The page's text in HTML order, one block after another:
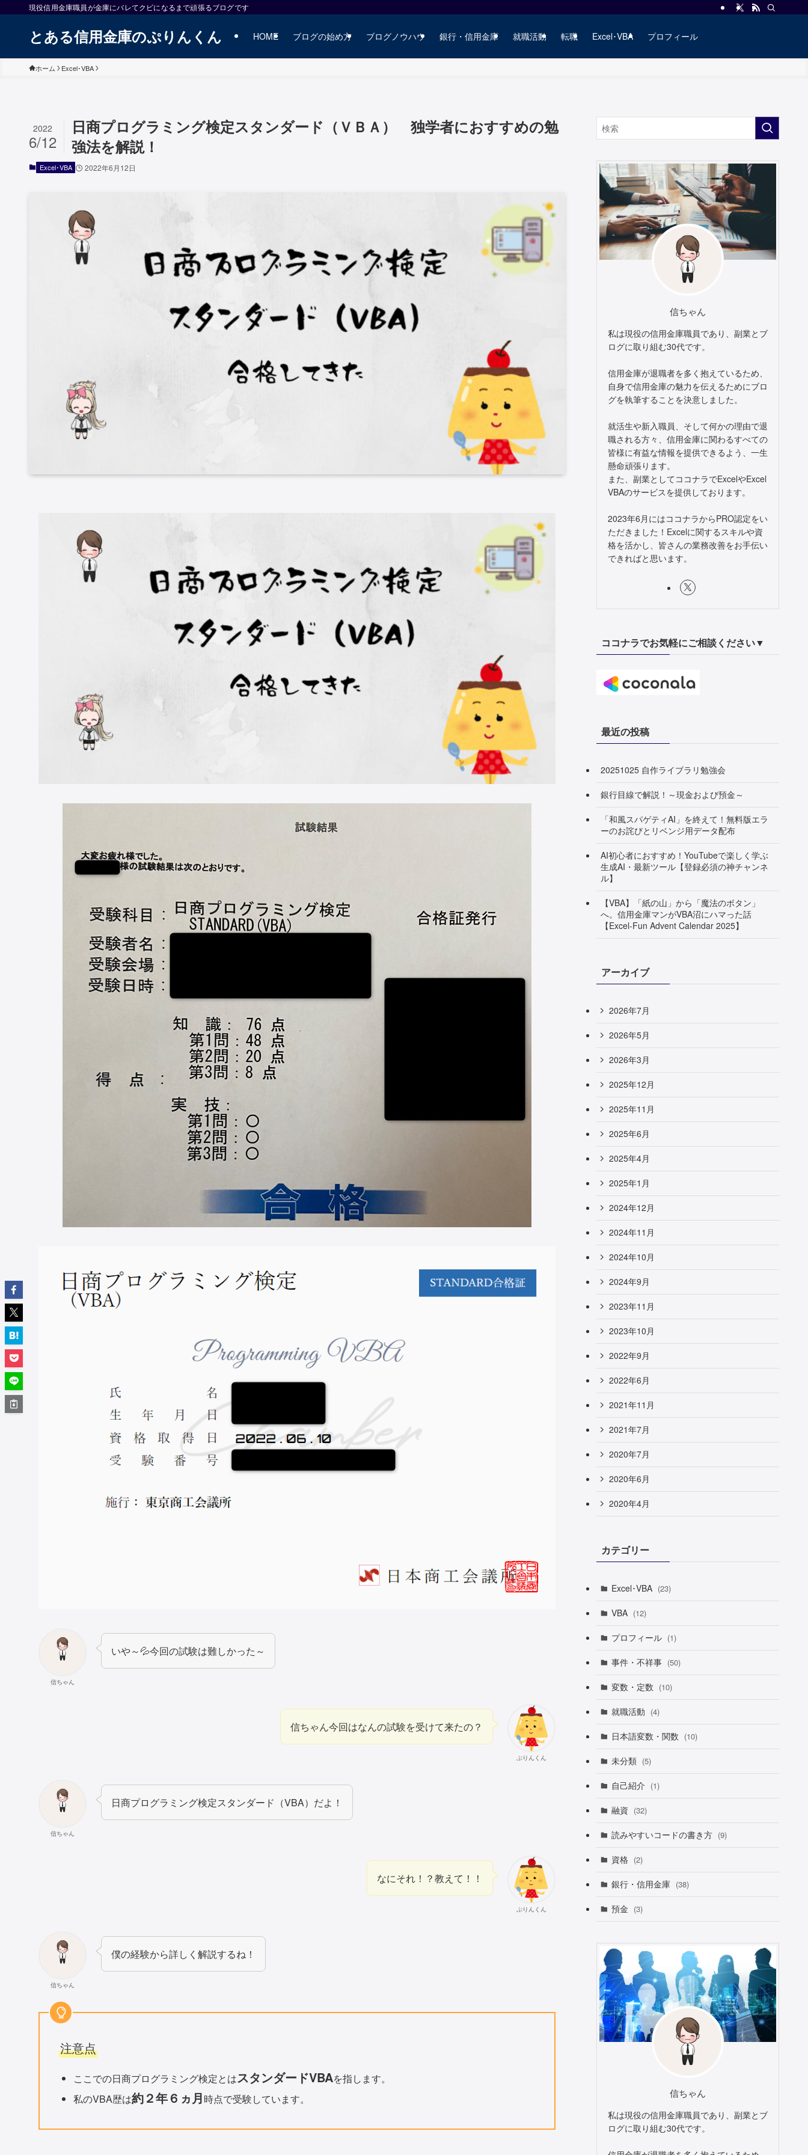
現役信用金庫職員が金庫にバレてクビになるまで頑張るブログです
とある信用金庫のぷりんくん HOME ブログの始め方 ブログノウハウ 銀行・信用金庫 就職活動 転職 Excel･VBA プロフィール
ホーム Excel･VBA
日商プログラミング検定スタンダード（ＶＢＡ） 独学者におすすめの勉
強法を解説！
2022
6/12
Excel･VBA 2022年6月12日
信ちゃん
いや～💦今回の試験は難しかった～
ぷりんくん
信ちゃん今回はなんの試験を受けて来たの？
信ちゃん
日商プログラミング検定スタンダード（VBA）だよ！
ぷりんくん
なにそれ！？教えて！！
信ちゃん
僕の経験から詳しく解説するね！
注意点
ここでの日商プログラミング検定とはスタンダードVBAを指します。
私のVBA歴は約２年６ヵ月時点で受験しています。
信ちゃん
私は現役の信用金庫職員であり、副業とブ
ログに取り組む30代です。
信用金庫が退職者を多く抱えているため、
自身で信用金庫の魅力を伝えるためにブロ
グを執筆することを決意しました。
就活生や新入職員、そして何かの理由で退
職される方々、信用金庫に関わるすべての
皆様に有益な情報を提供できるよう、一生
懸命頑張ります。
また、副業としてココナラでExcelやExcel
VBAのサービスを提供しております。
2023年6月にはココナラからPRO認定をい
ただきました！Excelに関するスキルや資
格を活かし、皆さんの業務改善をお手伝い
できればと思います。
ココナラでお気軽にご相談ください▼
最近の投稿
20251025 自作ライブラリ勉強会
銀行目線で解説！～現金および預金～
「和風スパゲティAI」を終えて！無料版エラ
ーのお詫びとリベンジ用データ配布
AI初心者におすすめ！YouTubeで楽しく学ぶ
生成AI・最新ツール【登録必須の神チャンネ
ル】
【VBA】「紙の山」から「魔法のボタン」
へ。信用金庫マンがVBA沼にハマった話
【Excel-Fun Advent Calendar 2025】
アーカイブ
2026年7月
2026年5月
2026年3月
2025年12月
2025年11月
2025年6月
2025年4月
2025年1月
2024年12月
2024年11月
2024年10月
2024年9月
2023年11月
2023年10月
2022年9月
2022年6月
2021年11月
2021年7月
2020年7月
2020年6月
2020年4月
カテゴリー
Excel･VBA (23)
VBA (12)
プロフィール (1)
事件・不祥事 (50)
変数・定数 (10)
就職活動 (4)
日本語変数・関数 (10)
未分類 (5)
自己紹介 (1)
融資 (32)
読みやすいコードの書き方 (9)
資格 (2)
銀行・信用金庫 (38)
預金 (3)
信ちゃん
私は現役の信用金庫職員であり、副業とブ
ログに取り組む30代です。